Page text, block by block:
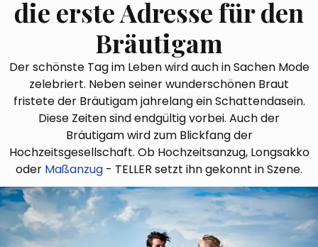
die erste Adresse für den
Bräutigam
Der schönste Tag im Leben wird auch in Sachen Mode
zelebriert. Neben seiner wunderschönen Braut
fristete der Bräutigam jahrelang ein Schattendasein.
Diese Zeiten sind endgültig vorbei. Auch der
Bräutigam wird zum Blickfang der
Hochzeitsgesellschaft. Ob Hochzeitsanzug, Longsakko
oder Maßanzug - TELLER setzt ihn gekonnt in Szene.